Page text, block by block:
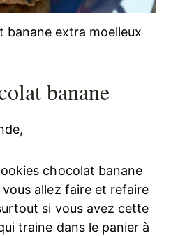
banane extra moelleux
banane
chocolat banane
allez faire et refaire
si vous avez cette
traine dans le panier à